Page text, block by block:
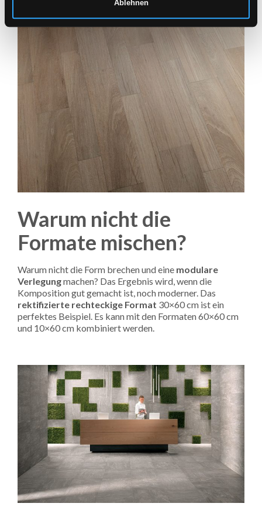
Ablehnen
Warum nicht die
Formate mischen?
Warum nicht die Form brechen und eine modulare
Verlegungmachen? Das Ergebnis wird, wenn die
Komposition gut gemacht ist, noch moderner. Das
rektifizierte rechteckige Format 30×60 cm ist ein
perfektes Beispiel. Es kann mit den Formaten 60×60 cm
und 10×60 cm kombiniert werden.